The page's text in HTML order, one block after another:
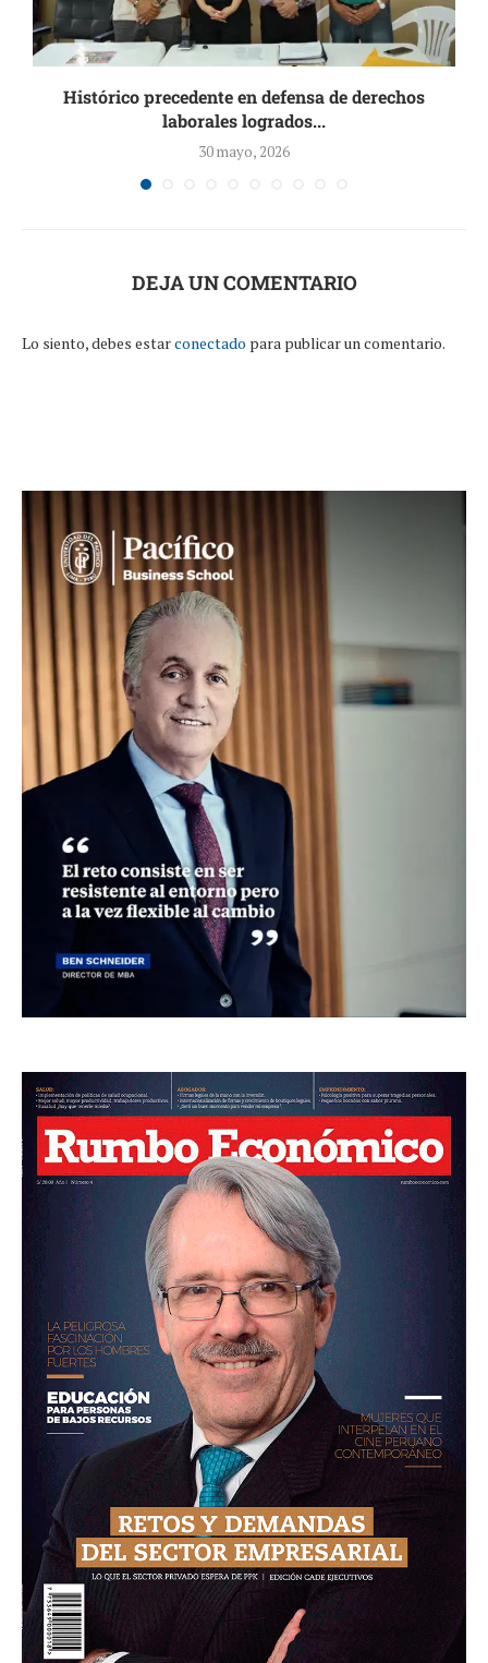
Histórico precedente en defensa de derechos
laborales logrados...
30 mayo, 2026
DEJA UN COMENTARIO
Lo siento, debes estarconectado para publicar un comentario.